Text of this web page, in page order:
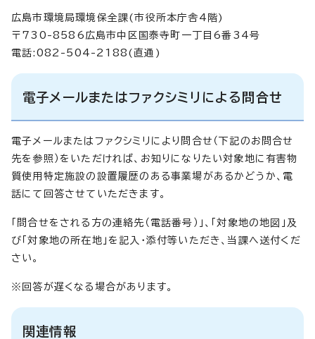
広島市環境局環境保全課(市役所本庁舎4階)
〒730-8586広島市中区国泰寺町一丁目6番34号
電話:082-504-2188(直通)
電子メールまたはファクシミリによる問合せ
電子メールまたはファクシミリにより問合せ（下記のお問合せ
先を参照）をいただければ、お知りになりたい対象地に有害物
質使用特定施設の設置履歴のある事業場があるかどうか、電
話にて回答させていただきます。
「問合せをされる方の連絡先（電話番号）」、「対象地の地図」及
び「対象地の所在地」を記入・添付等いただき、当課へ送付くだ
さい。
※回答が遅くなる場合があります。
関連情報